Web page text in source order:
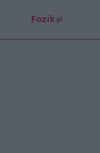
Fozik .pl